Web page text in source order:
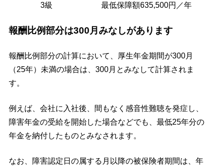
3級
最低保障額635,500円／年
報酬比例部分は300月みなしがあります
報酬比例部分の計算において、厚生年金期間が300月
（25年）未満の場合は、300月とみなして計算されま
す。
例えば、会社に入社後、間もなく感音性難聴を発症し、
障害年金の受給を開始した場合などでも、最低25年分の
年金を納付したものとみなされます。
なお、障害認定日の属する月以降の被保険者期間は、年